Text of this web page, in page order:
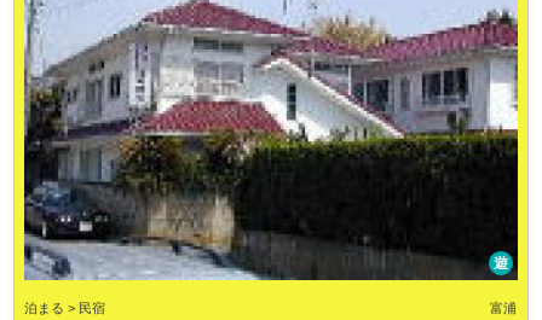
遊
泊まる > 民宿 富浦